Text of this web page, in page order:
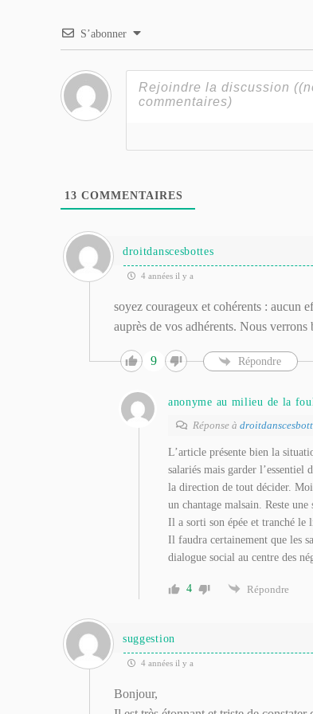
S’abonner
13 COMMENTAIRES
droitdanscesbottes
4 années il y a
soyez courageux et cohérents : aucun
auprès de vos adhérents. Nous
9 Répondre
anonyme au milieu de la
Réponse à
L’article présente bien la
salariés mais garder l’essentiel
la direction de tout décider.
un chantage malsain. Reste
Il a sorti son épée et tranché le
Il faudra certainement que les
dialogue social au centre des
4 Répondre
suggestion
4 années il y a
Bonjour,